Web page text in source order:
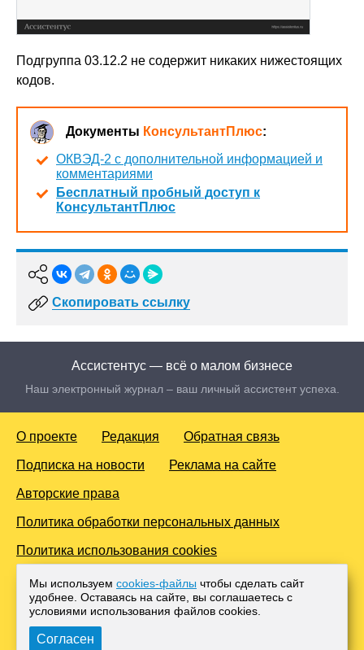
Подгруппа 03.12.2 не содержит никаких нижестоящих
кодов.
Документы КонсультантПлюс:
ОКВЭД-2 с дополнительной информацией и
комментариями
Бесплатный пробный доступ к
КонсультантПлюс
Скопировать ссылку
Ассистентус — всё о малом бизнесе
Наш электронный журнал – ваш личный ассистент успеха.
О проекте Редакция Обратная связь
Подписка на новости Реклама на сайте
Авторские права
Политика обработки персональных данных
Политика использования cookies
© 2016-2026 Все права защищены. Для лиц старше 18 лет.
Любое копирование материалов и тиражирование в сети
Интернет, либо печатных изданиях без согласования с
Администрацией проекта, преследуется законом.
Мы используем cookies-файлы чтобы сделать сайт
удобнее. Оставаясь на сайте, вы соглашаетесь с
условиями использования файлов cооkies.
Согласен